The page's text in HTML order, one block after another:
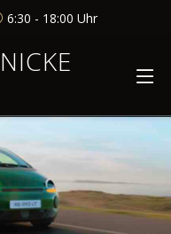
6:30 - 18:00 Uhr